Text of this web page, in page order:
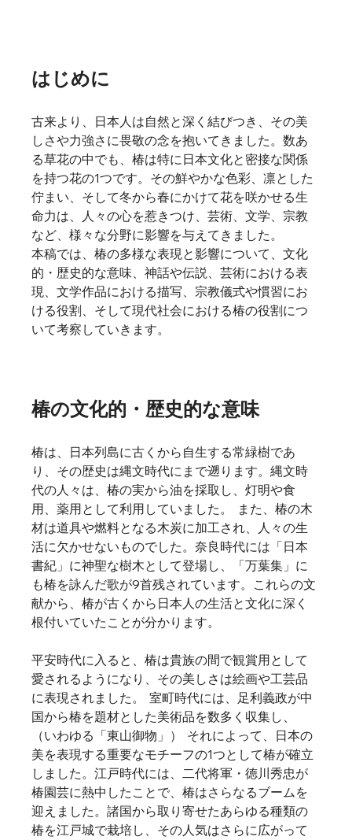
はじめに
古来より、日本人は自然と深く結びつき、その美
しさや力強さに畏敬の念を抱いてきました。数あ
る草花の中でも、椿は特に日本文化と密接な関係
を持つ花の1つです。その鮮やかな色彩、凛とした
佇まい、そして冬から春にかけて花を咲かせる生
命力は、人々の心を惹きつけ、芸術、文学、宗教
など、様々な分野に影響を与えてきました。
本稿では、椿の多様な表現と影響について、文化
的・歴史的な意味、神話や伝説、芸術における表
現、文学作品における描写、宗教儀式や慣習にお
ける役割、そして現代社会における椿の役割につ
いて考察していきます。
椿の文化的・歴史的な意味
椿は、日本列島に古くから自生する常緑樹であ
り、その歴史は縄文時代にまで遡ります。縄文時
代の人々は、椿の実から油を採取し、灯明や食
用、薬用として利用していました。  また、椿の木
材は道具や燃料となる木炭に加工され、人々の生
活に欠かせないものでした。奈良時代には「日本
書紀」に神聖な樹木として登場し、「万葉集」に
も椿を詠んだ歌が9首残されています。これらの文
献から、椿が古くから日本人の生活と文化に深く
根付いていたことが分かります。
平安時代に入ると、椿は貴族の間で観賞用として
愛されるようになり、その美しさは絵画や工芸品
に表現されました。  室町時代には、足利義政が中
国から椿を題材とした美術品を数多く収集し、
（いわゆる「東山御物」）  それによって、日本の
美を表現する重要なモチーフの1つとして椿が確立
しました。江戸時代には、二代将軍・徳川秀忠が
椿園芸に熱中したことで、椿はさらなるブームを
迎えました。諸国から取り寄せたあらゆる種類の
椿を江戸城で栽培し、その人気はさらに広がって